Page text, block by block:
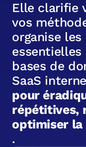
Elle clarifie
vos méthod
organise les
essentielles
bases de do
SaaS interne
pour éradiq
répétitives,
optimiser la
.